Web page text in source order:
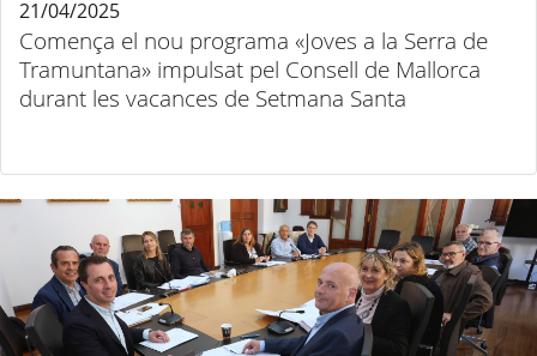
Comença el nou programa «Joves a la Serra de
Tramuntana» impulsat pel Consell de Mallorca
durant les vacances de Setmana Santa
21/04/2025